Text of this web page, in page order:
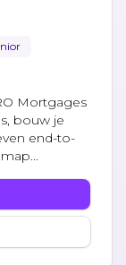
Mortgages
bouw je
end-to-